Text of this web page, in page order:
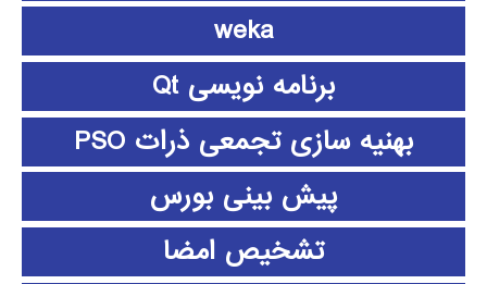
weka
برنامه نویسی Qt
بهنیه سازی تجمعی ذرات PSO
پیش بینی بورس
تشخیص امضا